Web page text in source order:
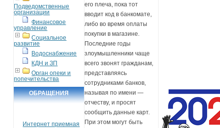
Подведомственные
организации
Финансовое
управление
Социальное
развитие
Водоснабжение
КДН и ЗП
Орган опеки и
попечительства
ОБРАЩЕНИЯ
Интернет приемная
его плеча, пока тот
вводит код в банкомате,
либо во время оплаты
покупки в магазине.
Последние годы
злоумышленники чаще
всего звонят гражданам,
представляясь
сотрудниками банков,
называя по имени —
отчеству, и просят
сообщить данные карт.
При этом могут быть